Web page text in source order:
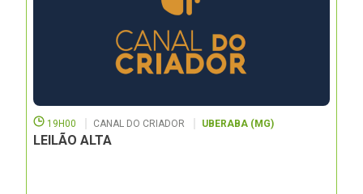
19H00 CANAL DO CRIADOR UBERABA (MG)
LEILÃO ALTA